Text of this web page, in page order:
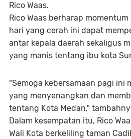
Rico Waas.
​Rico Waas berharap
hari yang cerah ini dapat
antar kepala daerah sekaligus
yang manis tentang ibu kota
​"Semoga kebersamaan pagi ini
yang menyenangkan dan
tentang Kota Medan,"
Dalam kesempatan itu, Rico
Wali Kota berkeliling taman